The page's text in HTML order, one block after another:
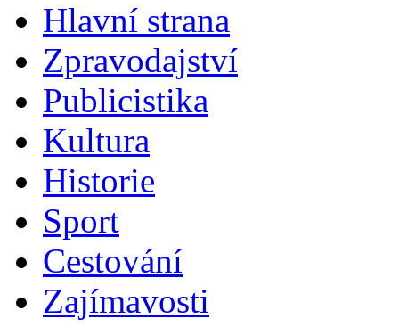
Hlavní strana
Zpravodajství
Publicistika
Kultura
Historie
Sport
Cestování
Zajímavosti